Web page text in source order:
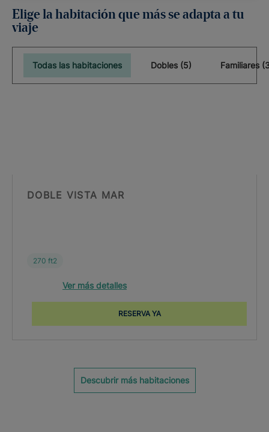
Elige la habitación que más se adapta a tu
viaje
Todas las habitaciones Dobles (5) Familiares
DOBLE VISTA MAR
270 ft2
Ver más detalles
RESERVA YA
Descubrir más habitaciones